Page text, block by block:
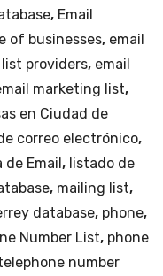
, Email
of businesses, email
list providers, email
marketing list,
en Ciudad de
correo electrónico,
de Email, listado de
, mailing list,
database, phone,
Number List, phone
number